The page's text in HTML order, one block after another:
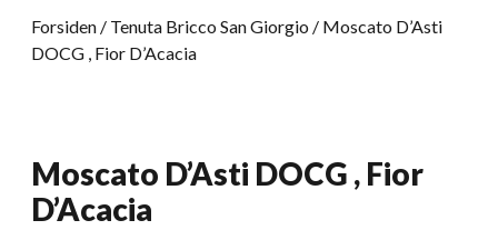
Forsiden / Tenuta Bricco San Giorgio / Moscato D’Asti
DOCG , Fior D’Acacia
Moscato D’Asti DOCG , Fior
D’Acacia